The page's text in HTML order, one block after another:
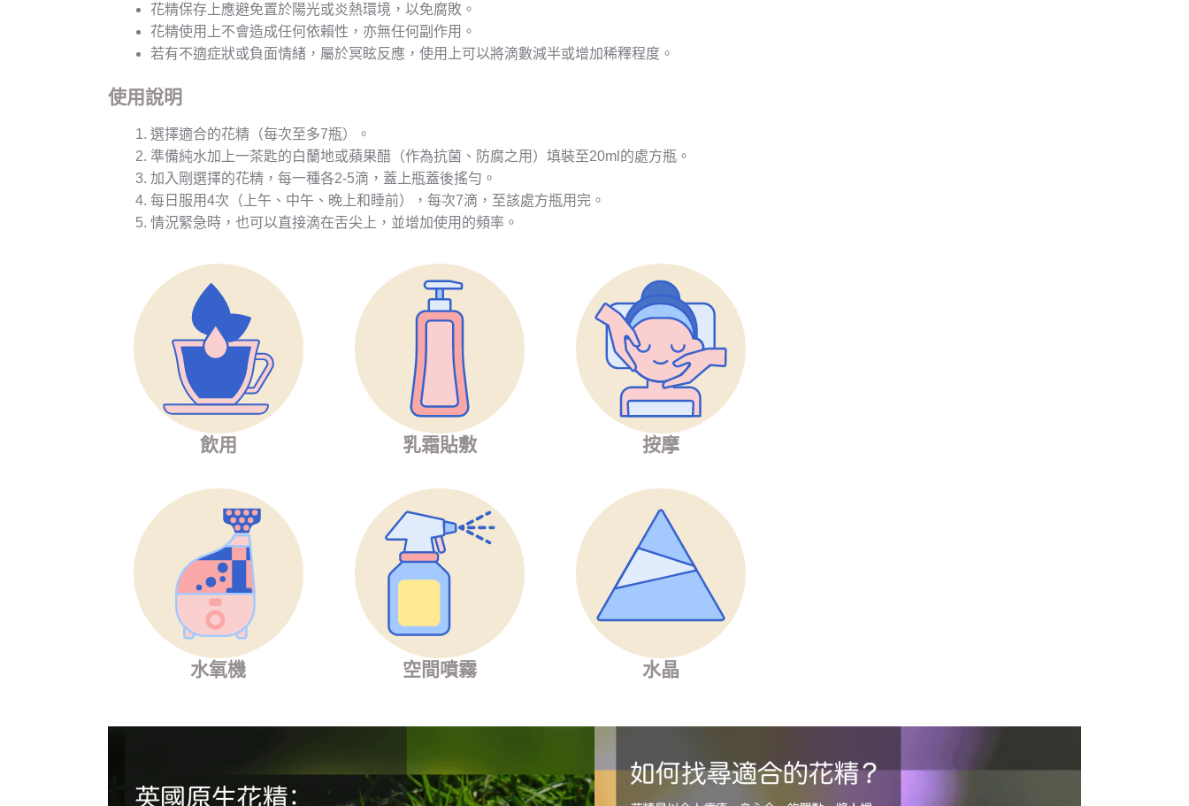
花精保存上應避免置於陽光或炎熱環境，以免腐敗。
花精使用上不會造成任何依賴性，亦無任何副作用。
若有不適症狀或負面情緒，屬於冥眩反應，使用上可以將滴數減半或增加稀釋程度。
使用說明
選擇適合的花精（每次至多7瓶）。
準備純水加上一茶匙的白蘭地或蘋果醋（作為抗菌、防腐之用）填裝至20ml的處方瓶。
加入剛選擇的花精，每一種各2-5滴，蓋上瓶蓋後搖勻。
每日服用4次（上午、中午、晚上和睡前），每次7滴，至該處方瓶用完。
情況緊急時，也可以直接滴在舌尖上，並增加使用的頻率。
飲用 乳霜貼敷 按摩
水氧機 空間噴霧 水晶